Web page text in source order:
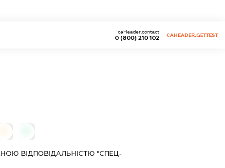
0 (800) 210 102
caHeader.contact
CAHEADER.GETTEST
ВІДПОВІДАЛЬНІСТЮ "СПЕЦ-